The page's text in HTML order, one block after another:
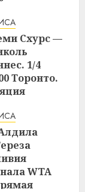
Схурс —
1/4
Торонто.
WTA